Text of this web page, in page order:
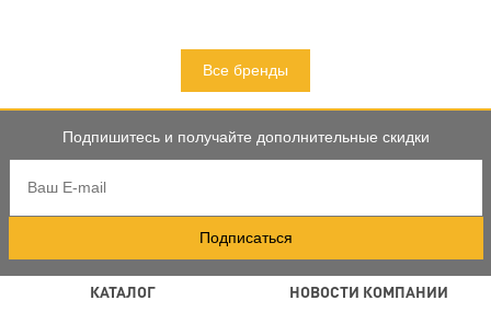
Все бренды
Подпишитесь и получайте дополнительные скидки
Подписаться
КАТАЛОГ
НОВОСТИ КОМПАНИИ